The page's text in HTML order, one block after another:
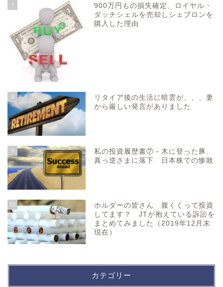
7
900万円もの損失確定、ロイヤル・
ダッチシェルを売却しシェブロンを
購入した理由
8
リタイア後の生活に暗雲が、、、妻
から厳しい発言がありました
9
私の投資履歴書⑦－木に登った豚、
真っ逆さまに落下 日本株での惨敗
10
ホルダーの皆さん 腹くくって投資
してます？ JTが抱えている訴訟を
まとめてみました（2019年12月末
現在）
カテゴリー